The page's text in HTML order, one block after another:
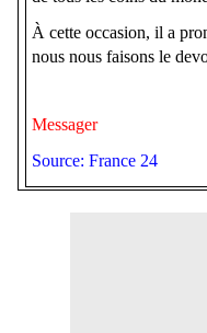
À cette occasion, il a
nous nous faisons le
Messager
Source: France 24